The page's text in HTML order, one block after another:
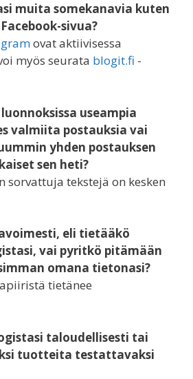
muita somekanavia kuten
sivua?
ovat aktiivisessa
myös seurata blogit.fi -
useampia
valmiita postauksia vai
yhden postauksen
sen heti?
sorvattuja tekstejä on kesken
eli tietääkö
vai pyritkö pitämään
omana tietonasi?
tietänee
taloudellisesti tai
tuotteita testattavaksi